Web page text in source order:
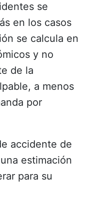
se
en los casos
se calcula en
y no
de la
a menos
por
accidente de
estimación
para su